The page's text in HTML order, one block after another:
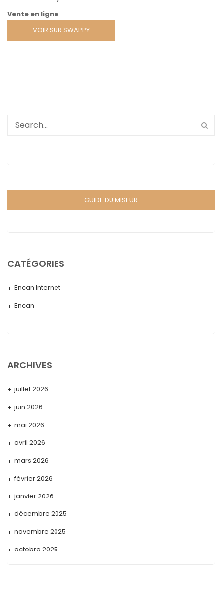
Vente en ligne
VOIR SUR SWAPPY
GUIDE DU MISEUR
CATÉGORIES
Encan Internet
Encan
ARCHIVES
juillet 2026
juin 2026
mai 2026
avril 2026
mars 2026
février 2026
janvier 2026
décembre 2025
novembre 2025
octobre 2025